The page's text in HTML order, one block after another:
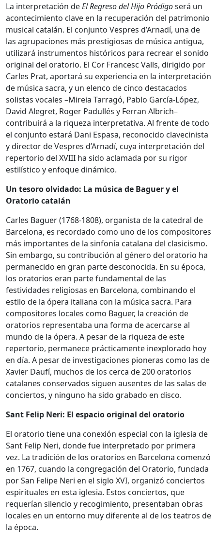
La interpretación deEl Regreso del Hijo Pródigoserá un
acontecimiento clave en la recuperación del patrimonio
musical catalán. El conjunto Vespres d’Arnadí, una de
las agrupaciones más prestigiosas de música antigua,
utilizará instrumentos históricos para recrear el sonido
original del oratorio. El Cor Francesc Valls, dirigido por
Carles Prat, aportará su experiencia en la interpretación
de música sacra, y un elenco de cinco destacados
solistas vocales –Mireia Tarragó, Pablo García-López,
David Alegret, Roger Padullés y Ferran Albrich–
contribuirá a la riqueza interpretativa. Al frente de todo
el conjunto estará Dani Espasa, reconocido clavecinista
y director de Vespres d’Arnadí, cuya interpretación del
repertorio del XVIII ha sido aclamada por su rigor
estilístico y enfoque dinámico.
Un tesoro olvidado: La música de Baguer y el
Oratorio catalán
Carles Baguer (1768-1808), organista de la catedral de
Barcelona, es recordado como uno de los compositores
más importantes de la sinfonía catalana del clasicismo.
Sin embargo, su contribución al género del oratorio ha
permanecido en gran parte desconocida. En su época,
los oratorios eran parte fundamental de las
festividades religiosas en Barcelona, combinando el
estilo de la ópera italiana con la música sacra. Para
compositores locales como Baguer, la creación de
oratorios representaba una forma de acercarse al
mundo de la ópera. A pesar de la riqueza de este
repertorio, permanece prácticamente inexplorado hoy
en día. A pesar de investigaciones pioneras como las de
Xavier Daufí, muchos de los cerca de 200 oratorios
catalanes conservados siguen ausentes de las salas de
conciertos, y ninguno ha sido grabado en disco.
Sant Felip Neri: El espacio original del oratorio
El oratorio tiene una conexión especial con la iglesia de
Sant Felip Neri, donde fue interpretado por primera
vez. La tradición de los oratorios en Barcelona comenzó
en 1767, cuando la congregación del Oratorio, fundada
por San Felipe Neri en el siglo XVI, organizó conciertos
espirituales en esta iglesia. Estos conciertos, que
requerían silencio y recogimiento, presentaban obras
locales en un entorno muy diferente al de los teatros de
la época.